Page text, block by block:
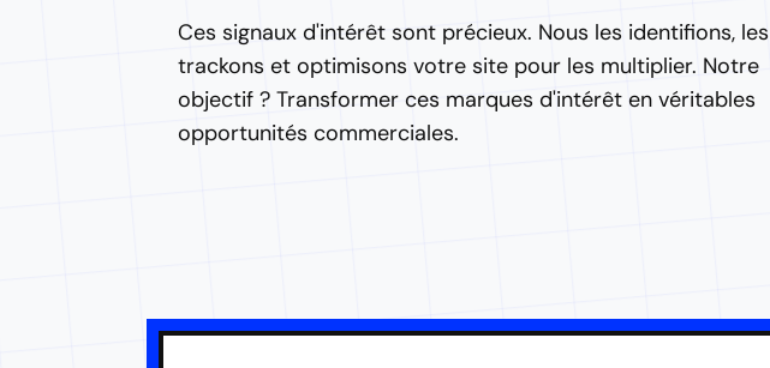
Ces signaux d'intérêt sont précieux. Nous les identifions, les
trackons et optimisons votre site pour les multiplier. Notre
objectif ? Transformer ces marques d'intérêt en véritables
opportunités commerciales.